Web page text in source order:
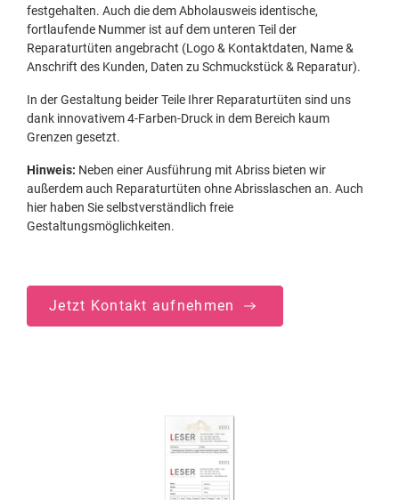
festgehalten. Auch die dem Abholausweis identische,
fortlaufende Nummer ist auf dem unteren Teil der
Reparaturtüten angebracht (Logo & Kontaktdaten, Name &
Anschrift des Kunden, Daten zu Schmuckstück & Reparatur).
In der Gestaltung beider Teile Ihrer Reparaturtüten sind uns
dank innovativem 4-Farben-Druck in dem Bereich kaum
Grenzen gesetzt.
Hinweis: Neben einer Ausführung mit Abriss bieten wir
außerdem auch Reparaturtüten ohne Abrisslaschen an. Auch
hier haben Sie selbstverständlich freie
Gestaltungsmöglichkeiten.
Jetzt Kontakt aufnehmen